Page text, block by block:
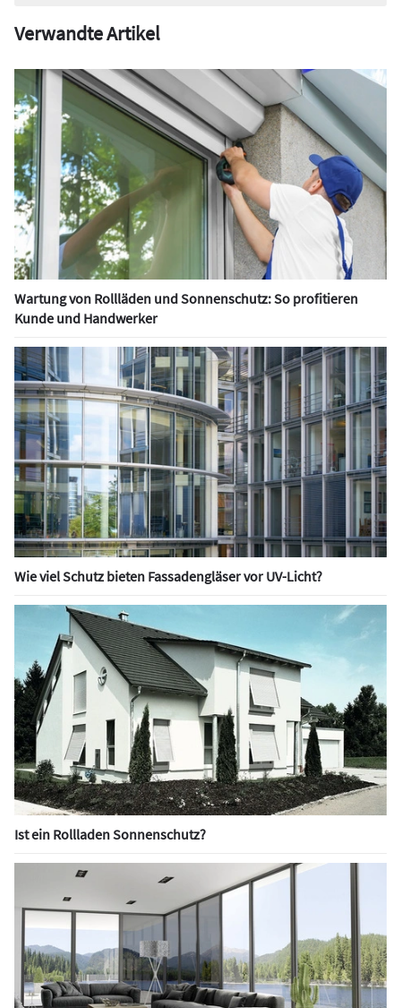
Verwandte Artikel
Wartung von Rollläden und Sonnenschutz: So profitieren
Kunde und Handwerker
Wie viel Schutz bieten Fassadengläser vor UV-Licht?
Ist ein Rollladen Sonnenschutz?